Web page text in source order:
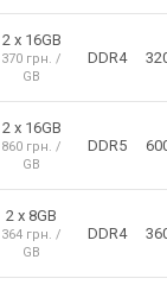
2 х 16GB
370 грн. /
GB
DDR4
2 х 16GB
860 грн. /
GB
DDR5
2 x 8GB
364 грн. /
GB
DDR4